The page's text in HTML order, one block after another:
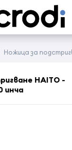
Ножица за
HAITO -
инча